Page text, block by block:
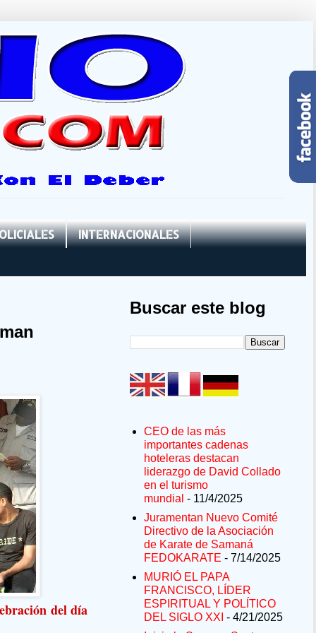
INTERNACIONALES
del día
Buscar este blog
CEO de las más
importantes cadenas
hoteleras destacan
liderazgo de David Collado
en el turismo
mundial - 11/4/2025
Juramentan Nuevo Comité
Directivo de la Asociación
de Karate de Samaná
FEDOKARATE - 7/14/2025
MURIÓ EL PAPA
FRANCISCO, LÍDER
ESPIRITUAL Y POLÍTICO
DEL SIGLO XXI - 4/21/2025